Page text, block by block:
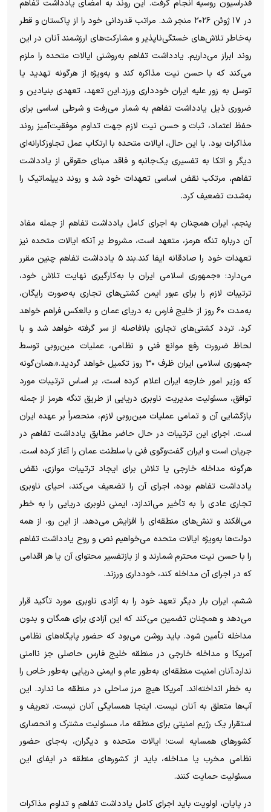
فدراسیون روسیه انجام گرفت. این روند به امضای یادداشت تفاهم
در ۱۷ ژوئن ۲۰۲۶ منجر شد. مراتب قدردانی خود را از پاکستان و قطر
به‌خاطر تلاش‌های خستگی‌ناپذیر و مشارکت‌های ارزشمند آنان در این
روند ابراز می‌داریم. یادداشت تفاهم به‌روشنی ایالات متحده را ملزم
می‌کند که با حسن نیت مذاکره کند و به‌ویژه از هرگونه تهدید یا
توسل به زور علیه ایران خودداری ورزد.این تعهد، تعهدی بنیادین و
ضروری ذیل یادداشت تفاهم به شمار می‌رفت و شرطی اساسی برای
حفظ اعتماد، ثبات و حسن نیت لازم جهت تداوم موفقیت‌آمیز روند
مذاکرات بود. با این حال، ایالات متحده با ارتکاب عمل تجاوزکارانه‌ای
دیگر و اتکا به تفسیری یک‌جانبه و فاقد مبنای حقوقی از یادداشت
تفاهم، مرتکب نقض اساسی تعهدات خود شد و روند دیپلماتیک را
به‌شدت تضعیف کرد.
پنجم، ایران همچنان به اجرای کامل یادداشت تفاهم از جمله مفاد
آن درباره تنگه هرمز، متعهد است، مشروط بر آنکه ایالات متحده نیز
تعهدات خود را صادقانه ایفا کند.بند ۵ یادداشت تفاهم چنین مقرر
می‌دارد: «جمهوری اسلامی ایران با به‌کارگیری نهایت تلاش خود،
ترتیبات لازم را برای عبور ایمن کشتی‌های تجاری به‌صورت رایگان،
به‌مدت ۶۰ روز از خلیج فارس به دریای عمان و بالعکس فراهم خواهد
کرد. تردد کشتی‌های تجاری بلافاصله از سر گرفته خواهد شد و با
لحاظ ضرورت رفع موانع فنی و نظامی، عملیات مین‌روبی توسط
جمهوری اسلامی ایران ظرف ۳۰ روز تکمیل خواهد گردید.».همان‌گونه
که وزیر امور خارجه ایران اعلام کرده است، بر اساس ترتیبات مورد
توافق، مسئولیت مدیریت ناوبری دریایی از طریق تنگه هرمز از جمله
بازگشایی آن و تمامی عملیات مین‌روبی لازم، منحصراً بر عهده ایران
است. اجرای این ترتیبات در حال حاضر مطابق یادداشت تفاهم در
جریان است و ایران گفت‌وگوی فنی با سلطنت عمان را آغاز کرده است.
هرگونه مداخله خارجی یا تلاش برای ایجاد ترتیبات موازی، نقض
یادداشت تفاهم بوده، اجرای آن را تضعیف می‌کند، احیای ناوبری
تجاری عادی را به تأخیر می‌اندازد، ایمنی ناوبری دریایی را به خطر
می‌افکند و تنش‌های منطقه‌ای را افزایش می‌دهد. از این رو، از همه
دولت‌ها به‌ویژه ایالات متحده می‌خواهیم نص و روح یادداشت تفاهم
را با حسن نیت محترم شمارند و از بازتفسیر محتوای آن یا هر اقدامی
که در اجرای آن مداخله کند، خودداری ورزند.
ششم، ایران بار دیگر تعهد خود را به آزادی ناوبری مورد تأکید قرار
می‌دهد و همچنان تضمین می‌کند که این آزادی برای همگان و بدون
مداخله تأمین شود. باید روشن می‌بود که حضور پایگاه‌های نظامی
آمریکا و مداخله خارجی در منطقه خلیج فارس حاصلی جز ناامنی
ندارد.آنان امنیت منطقه‌ای به‌طور عام و ایمنی دریایی به‌طور خاص را
به خطر انداخته‌اند. آمریکا هیچ مرز ساحلی در منطقه ما ندارد. این
آب‌ها متعلق به آنان نیست. اینجا همسایگی آنان نیست. تعریف و
استقرار یک رژیم امنیتی برای منطقه ما، مسئولیت مشترک و انحصاری
کشورهای همسایه است؛ ایالات متحده و دیگران، به‌جای حضور
نظامی مخرب یا مداخله، باید از کشورهای منطقه در ایفای این
مسئولیت حمایت کنند.
در پایان، اولویت باید اجرای کامل یادداشت تفاهم و تداوم مذاکرات